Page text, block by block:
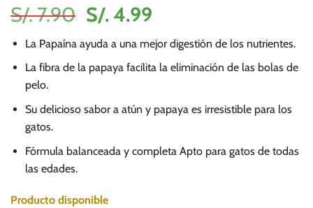
S/.7.90 El
precio
original
era:
7.90.
S/. 4.99El
precio
actual
es:
4.99.
La Papaína ayuda a una mejor digestión de los nutrientes.
La fibra de la papaya facilita la eliminación de las bolas de
pelo.
Su delicioso sabor a atún y papaya es irresistible para los
gatos.
Fórmula balanceada y completa Apto para gatos de todas
las edades.
Producto disponible